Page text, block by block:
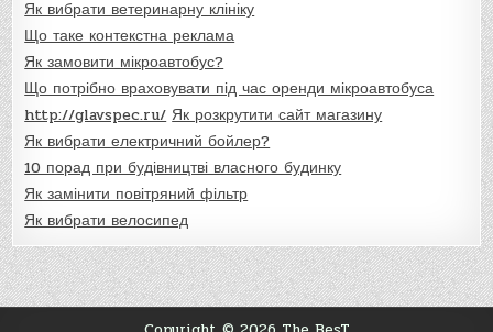
Як вибрати ветеринарну клініку
Що таке контекстна реклама
Як замовити мікроавтобус?
Що потрібно враховувати під час оренди мікроавтобуса
http://glavspec.ru/ Як розкрутити сайт магазину
Як вибрати електричний бойлер?
10 порад при будівництві власного будинку
Як замінити повітряний фільтр
Як вибрати велосипед